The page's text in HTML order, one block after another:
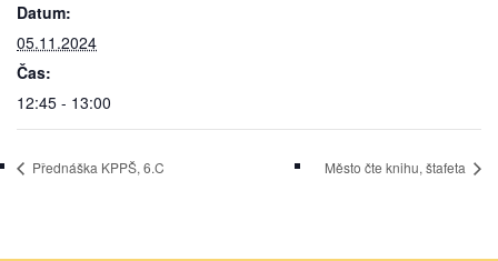
Datum:
05.11.2024
Čas:
12:45 - 13:00
Přednáška KPPŠ, 6.C Město čte knihu, štafeta